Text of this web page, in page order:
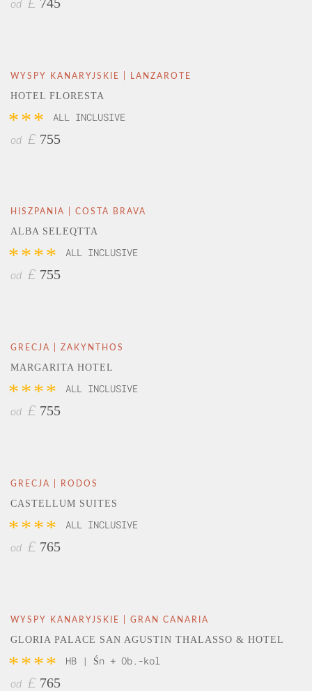
od £
WYSPY KANARYJSKIE | LANZAROTE
HOTEL FLORESTA
*** ALL INCLUSIVE
od £ 755
HISZPANIA | COSTA BRAVA
ALBA SELEQTTA
**** ALL INCLUSIVE
od £ 755
GRECJA | ZAKYNTHOS
MARGARITA HOTEL
**** ALL INCLUSIVE
od £ 755
GRECJA | RODOS
CASTELLUM SUITES
**** ALL INCLUSIVE
od £ 765
WYSPY KANARYJSKIE | GRAN CANARIA
GLORIA PALACE SAN AGUSTIN THALASSO & HOTEL
**** HB | Śn + Ob.-kol
od £ 765